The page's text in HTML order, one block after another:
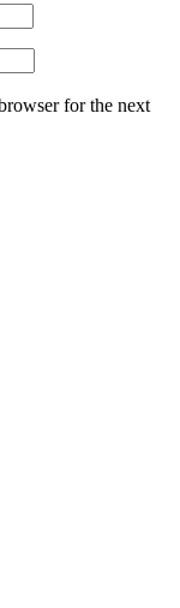
for the next